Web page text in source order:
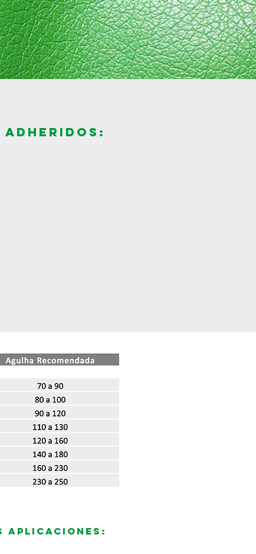
adheridos:
aplicaciones: